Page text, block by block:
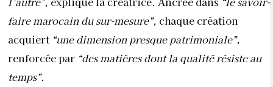
faire marocain du sur-mesure”, chaque création
acquiert “une dimension presque patrimoniale”,
renforcée par “des matières dont la qualité résiste au
temps”.